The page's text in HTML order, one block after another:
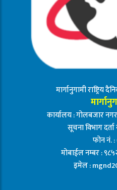
मार्गानुगामी राष्ट्रिय
कार्यालय : गोलबजार
सूचना विभाग
फोन नं.
मोबाईल नम्बर :
इमेल :